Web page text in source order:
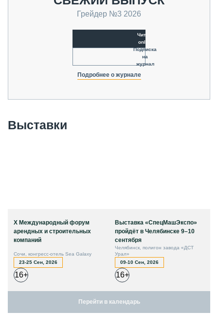
Грейдер №3 2026
Читать
online
Подписка
на
журнал
Подробнее о журнале
Выставки
X Международный форум
арендных и строительных
компаний
Сочи, конгресс-отель Sea Galaxy
23-25 Сен, 2026
16+
Выставка «СпецМашЭкспо»
пройдёт в Челябинске 9–10
сентября
Челябинск, полигон завода «ДСТ
Урал»
09-10 Сен, 2026
16+
Перейти в календарь